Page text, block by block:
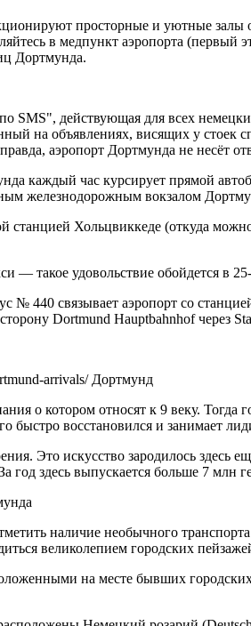
просторные и уютные залы
в медпункт аэропорта
Дортмунда.
SMS", действующая для всех
на объявлениях, висящих у
аэропорт Дортмунда не несёт
каждый час курсирует прямой
железнодорожным вокзалом
Хольцвиккеде (откуда
— такое удовольствие обойдется в
№ 440 связывает аэропорт со
Dortmund Hauptbahnhof через
arrivals/ Дортмунд
о котором относят к 9 веку.
быстро восстановился и занимает
Это искусство зародилось здесь
год здесь выпускается больше 7 млн
наличие необычного
великолепием городских
на месте бывших